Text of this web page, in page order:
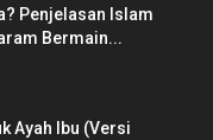
Penjelasan Islam
Bermain...
Ayah Ibu (Versi